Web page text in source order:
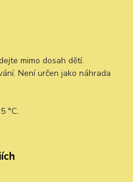
mimo dosah dětí.
Není určen jako náhrada
°C.